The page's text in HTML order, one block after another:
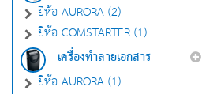
ยี่ห้อ AURORA (2)
ยี่ห้อ COMSTARTER (1)
เครื่องทำลายเอกสาร
ยี่ห้อ AURORA (1)